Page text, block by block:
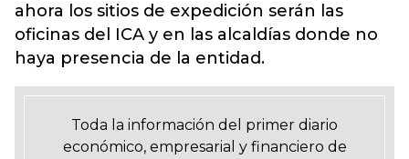
ahora los sitios de expedición serán las
oficinas del ICA y en las alcaldías donde no
haya presencia de la entidad.
Toda la información del primer diario
económico, empresarial y financiero de